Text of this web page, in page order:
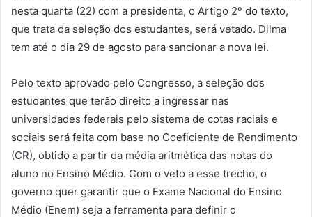
nesta quarta (22) com a presidenta, o Artigo 2º do texto,
que trata da seleção dos estudantes, será vetado. Dilma
tem até o dia 29 de agosto para sancionar a nova lei.
Pelo texto aprovado pelo Congresso, a seleção dos
estudantes que terão direito a ingressar nas
universidades federais pelo sistema de cotas raciais e
sociais será feita com base no Coeficiente de Rendimento
(CR), obtido a partir da média aritmética das notas do
aluno no Ensino Médio. Com o veto a esse trecho, o
governo quer garantir que o Exame Nacional do Ensino
Médio (Enem) seja a ferramenta para definir o